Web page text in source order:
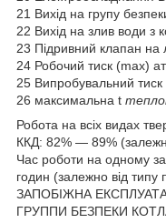
21 Вихід на групу
22 Вихід на злив води з
23 Підривний клапан на
24 Робочий тиск (max)
25 Випробувальний
26 максимальна t
Робота на всіх видах
ККД: 82% — 89%
Час роботи на одному
годин (залежно від типу
ЗАПОБІЖНА
ГРУППИ БЕЗПЕКИ